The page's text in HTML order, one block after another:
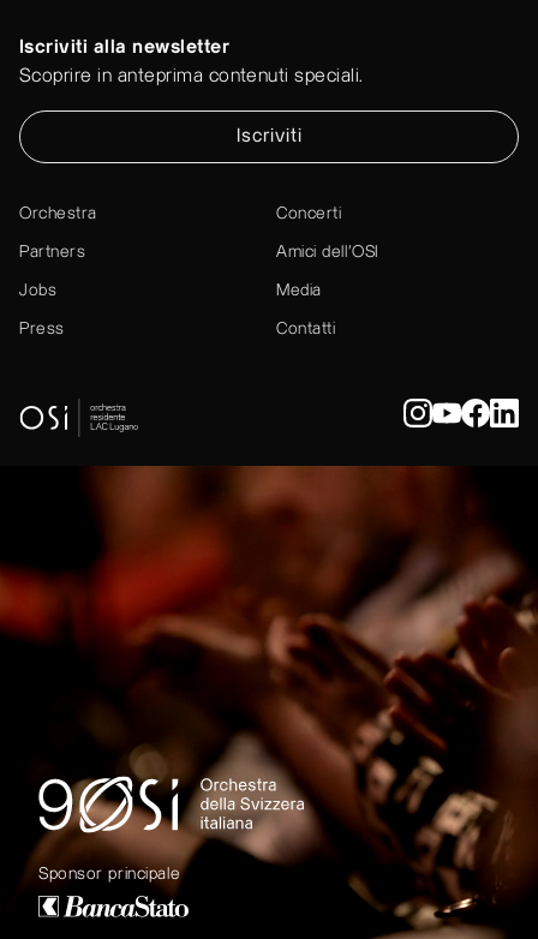
Iscriviti alla newsletter
Scoprire in anteprima contenuti speciali.
Iscriviti
Orchestra Concerti
Partners Amici dell’OSI
Jobs Media
Press Contatti
Sponsor principale